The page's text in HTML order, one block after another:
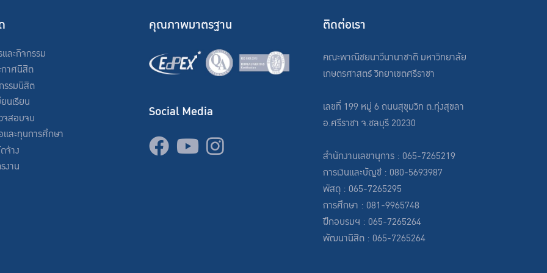
ละกิจกรรม
กาศนิสิต
รรมนิสิต
นเรียน
จสอบจบ
และทุนการศึกษา
จ้าง
งาน
คุณภาพมาตรฐาน
Social Media
ติดต่อเรา
คณะพาณิชยนาวีนานาชาติ มหาวิทยาลัย
เกษตรศาสตร์ วิทยาเขตศรีราชา
เลขที่ 199 หมู่ 6 ถนนสุขุมวิท ต.ทุ่งสุขลา
อ.ศรีราชา จ.ชลบุรี 20230
สำนักงานเลขานุการ : 065-7265219
การเงินและบัญชี : 080-5693987
พัสดุ : 065-7265295
การศึกษา : 081-9965748
ฝึกอบรมฯ : 065-7265264
พัฒนานิสิต : 065-7265264